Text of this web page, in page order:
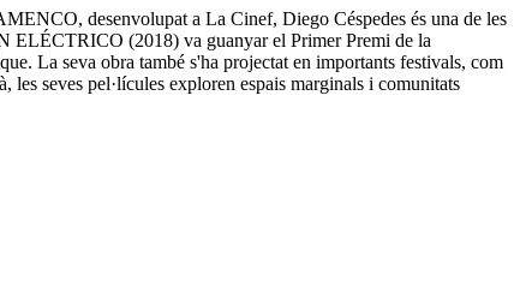
desenvolupat a La Cinef, Diego Céspedes és una de les
ELÉCTRICO (2018) va guanyar el Primer Premi de la
La seva obra també s'ha projectat en importants festivals, com
seves pel·lícules exploren espais marginals i comunitats